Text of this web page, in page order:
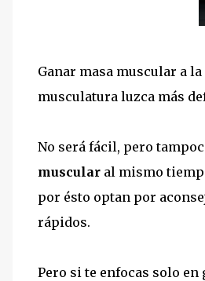
Ganar masa muscular a
musculatura luzca más
No será fácil, pero
muscular al mismo
por ésto optan por
rápidos.
Pero si te enfocas solo en